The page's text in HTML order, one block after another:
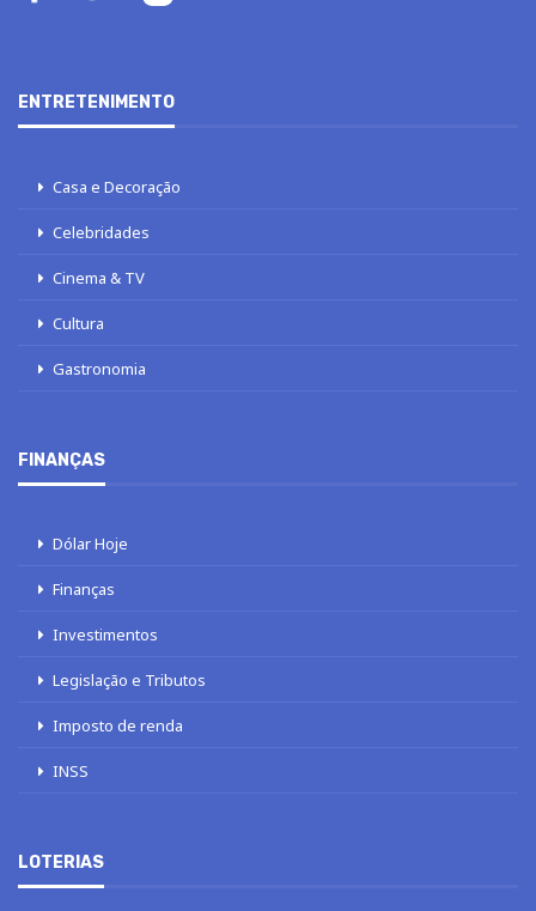
ENTRETENIMENTO
Casa e Decoração
Celebridades
Cinema & TV
Cultura
Gastronomia
FINANÇAS
Dólar Hoje
Finanças
Investimentos
Legislação e Tributos
Imposto de renda
INSS
LOTERIAS